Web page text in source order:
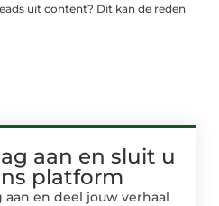
uit content? Dit kan de reden
aan en sluit u
platform
aan en deel jouw verhaal